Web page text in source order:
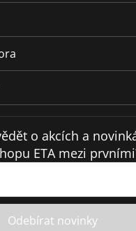
o akcích a
ETA mezi
Odebírat novinky